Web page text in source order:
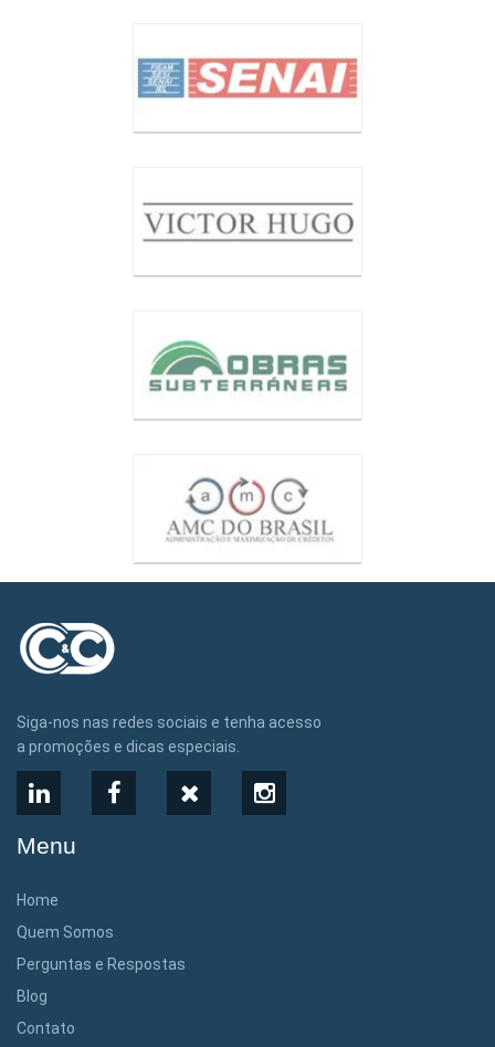
Siga-nos nas redes sociais e tenha acesso
a promoções e dicas especiais.
LinkedInFacebook Instagram
Menu
Home
Quem Somos
Perguntas e Respostas
Blog
Contato